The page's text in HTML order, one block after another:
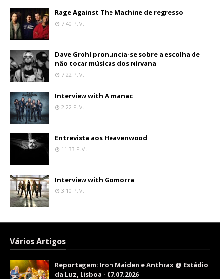
Rage Against The Machine de regresso
7:40 P.m.
Dave Grohl pronuncia-se sobre a escolha de
não tocar músicas dos Nirvana
7:22 P.m.
Interview with Almanac
2:22 P.m.
Entrevista aos Heavenwood
11:33 P.m.
Interview with Gomorra
3:10 P.m.
Vários Artigos
Reportagem: Iron Maiden e Anthrax @ Estádio
da Luz, Lisboa - 07.07.2026